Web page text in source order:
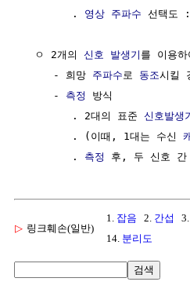
        .
영상 주파수 선택도
  ㅇ 2개의
신호 발생기 를 이용하
     - 희망
주파수 로 동조시킬
     -
측정
방식
        . 2대의 표준
신호발생
        . (이때, 1대는 수신
        .
측정 후, 두 신호 간
▷ 링크훼손(일반)
1. 잡음 2. 간섭 3.
14. 분리도
검색